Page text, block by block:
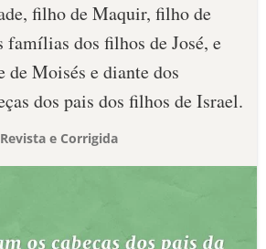
filho de Maquir, filho de
famílias dos filhos de José, e
de Moisés e diante dos
dos pais dos filhos de Israel.
e Corrigida